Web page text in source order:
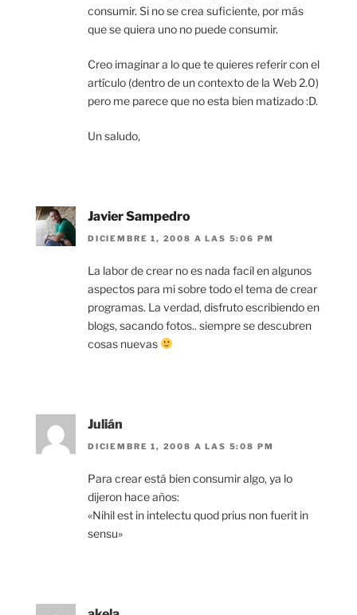
consumir. Si no se crea suficiente, por más
que se quiera uno no puede consumir.
Creo imaginar a lo que te quieres referir con el
artículo (dentro de un contexto de la Web 2.0)
pero me parece que no esta bien matizado :D.
Un saludo,
Javier Sampedro
DICIEMBRE 1, 2008 A LAS 5:06 PM
La labor de crear no es nada facil en algunos
aspectos para mi sobre todo el tema de crear
programas. La verdad, disfruto escribiendo en
blogs, sacando fotos.. siempre se descubren
cosas nuevas
Julián
DICIEMBRE 1, 2008 A LAS 5:08 PM
Para crear está bien consumir algo, ya lo
dijeron hace años:
«Nihil est in intelectu quod prius non fuerit in
sensu»